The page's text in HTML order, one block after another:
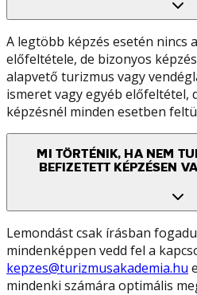
A legtöbb képzés esetén nincs
előfeltétele, de bizonyos
alapvető turizmus vagy
ismeret vagy egyéb előfeltétel,
képzésnél minden esetben
MI TÖRTÉNIK, HA NEM
BEFIZETETT KÉPZÉSEN
Lemondást csak írásban
mindenképpen vedd fel a
kepzes@turizmusakademia.hu
mindenki számára optimális